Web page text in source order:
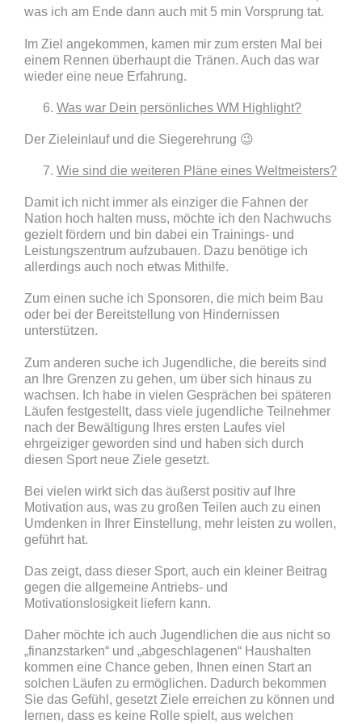
was ich am Ende dann auch mit 5 min Vorsprung tat.
Im Ziel angekommen, kamen mir zum ersten Mal bei
einem Rennen überhaupt die Tränen. Auch das war
wieder eine neue Erfahrung.
Was war Dein persönliches WM Highlight?
Der Zieleinlauf und die Siegerehrung 😉
Wie sind die weiteren Pläne eines Weltmeisters?
Damit ich nicht immer als einziger die Fahnen der
Nation hoch halten muss, möchte ich den Nachwuchs
gezielt fördern und bin dabei ein Trainings- und
Leistungszentrum aufzubauen. Dazu benötige ich
allerdings auch noch etwas Mithilfe.
Zum einen suche ich Sponsoren, die mich beim Bau
oder bei der Bereitstellung von Hindernissen
unterstützen.
Zum anderen suche ich Jugendliche, die bereits sind
an Ihre Grenzen zu gehen, um über sich hinaus zu
wachsen. Ich habe in vielen Gesprächen bei späteren
Läufen festgestellt, dass viele jugendliche Teilnehmer
nach der Bewältigung Ihres ersten Laufes viel
ehrgeiziger geworden sind und haben sich durch
diesen Sport neue Ziele gesetzt.
Bei vielen wirkt sich das äußerst positiv auf Ihre
Motivation aus, was zu großen Teilen auch zu einen
Umdenken in Ihrer Einstellung, mehr leisten zu wollen,
geführt hat.
Das zeigt, dass dieser Sport, auch ein kleiner Beitrag
gegen die allgemeine Antriebs- und
Motivationslosigkeit liefern kann.
Daher möchte ich auch Jugendlichen die aus nicht so
„finanzstarken“ und „abgeschlagenen“ Haushalten
kommen eine Chance geben, Ihnen einen Start an
solchen Läufen zu ermöglichen. Dadurch bekommen
Sie das Gefühl, gesetzt Ziele erreichen zu können und
lernen, dass es keine Rolle spielt, aus welchen